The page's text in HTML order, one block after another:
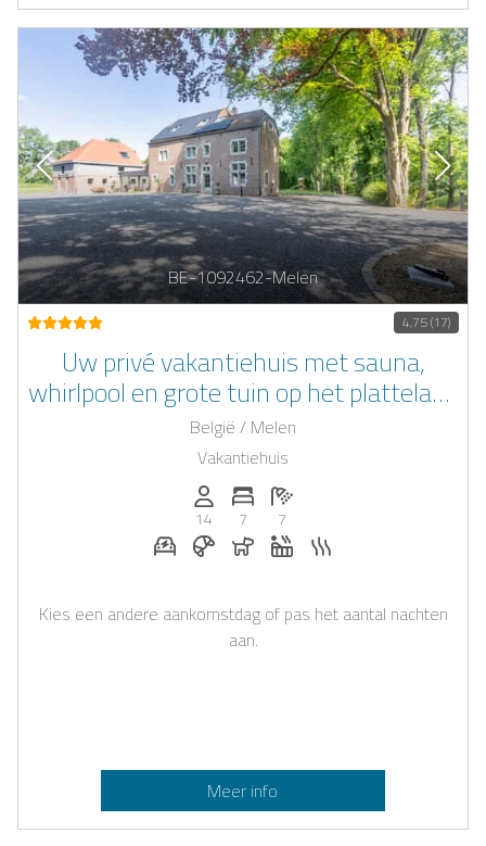
BE-1092462-Melen
4,75 (17)
Uw privé vakantiehuis met sauna,
whirlpool en grote tuin op het platteland
van Herve in het hart van de Ardennen.
België / Melen
Vakantiehuis
Personen (max.): 14
14
Aantal slaapkamers: 7
7
Aantal badkamers: 7
7
E-auto oplaadstation op aanvraag
Ontbijt te boeken bij Casapilot
Honden toegestaan
Whirlpool
Kies een andere aankomstdag of pas het aantal nachten
aan.
Meer info